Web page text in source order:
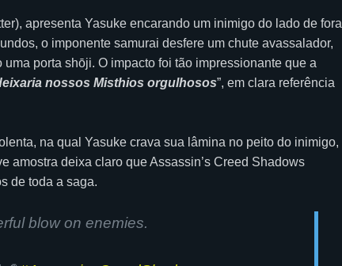
apresenta Yasuke encarando um inimigo do lado de fora
o imponente samurai desfere um chute avassalador,
porta shōji. O impacto foi tão impressionante que a
nossos Misthios orgulhosos”, em clara referência
na qual Yasuke crava sua lâmina no peito do inimigo,
amostra deixa claro que Assassin’s Creed Shadows
de toda a saga.
blow on enemies.